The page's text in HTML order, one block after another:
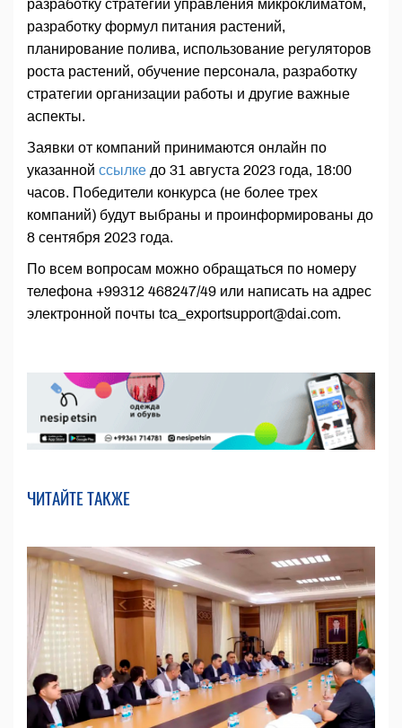
разработку стратегии управления микроклиматом,
разработку формул питания растений,
планирование полива, использование регуляторов
роста растений, обучение персонала, разработку
стратегии организации работы и другие важные
аспекты.
Заявки от компаний принимаются онлайн по
указанной ссылке до 31 августа 2023 года, 18:00
часов. Победители конкурса (не более трех
компаний) будут выбраны и проинформированы до
8 сентября 2023 года.
По всем вопросам можно обращаться по номеру
телефона +99312 468247/49 или написать на адрес
электронной почты tca_exportsupport@dai.com.
ЧИТАЙТЕ ТАКЖЕ